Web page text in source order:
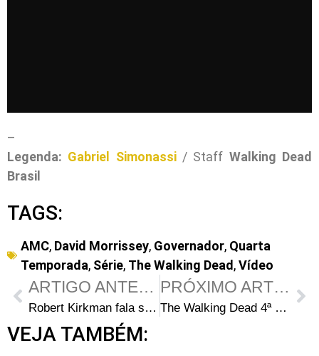
–
Legenda: Gabriel Simonassi/ Staff Walking Dead
Brasil
TAGS:
AMC, David Morrissey, Governador, Quarta
Temporada, Série, The Walking Dead,Vídeo
ARTIGO ANTERIOR
Robert Kirkman fala sobre quando veremos o vilão da HQ Negan na Série de TV
PRÓXIMO ARTIGO
The Walking Dead 4ª Temporada: O que virá em seguida para Maggie Greene?
VEJA TAMBÉM: